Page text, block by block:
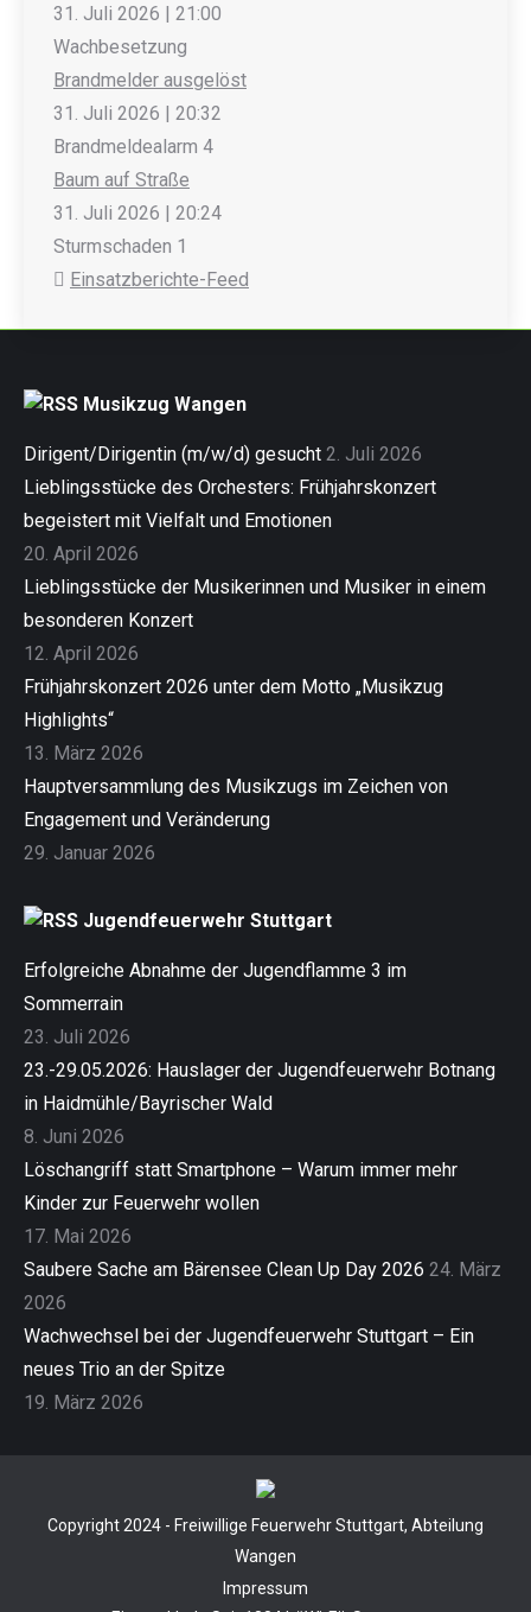
31. Juli 2026 | 21:00
Wachbesetzung
Brandmelder ausgelöst
31. Juli 2026 | 20:32
Brandmeldealarm 4
Baum auf Straße
31. Juli 2026 | 20:24
Sturmschaden 1
Einsatzberichte-Feed
Musikzug Wangen
Dirigent/Dirigentin (m/w/d) gesucht 2. Juli 2026
Lieblingsstücke des Orchesters: Frühjahrskonzert
begeistert mit Vielfalt und Emotionen
20. April 2026
Lieblingsstücke der Musikerinnen und Musiker in einem
besonderen Konzert
12. April 2026
Frühjahrskonzert 2026 unter dem Motto „Musikzug
Highlights“
13. März 2026
Hauptversammlung des Musikzugs im Zeichen von
Engagement und Veränderung
29. Januar 2026
Jugendfeuerwehr Stuttgart
Erfolgreiche Abnahme der Jugendflamme 3 im
Sommerrain
23. Juli 2026
23.-29.05.2026: Hauslager der Jugendfeuerwehr Botnang
in Haidmühle/Bayrischer Wald
8. Juni 2026
Löschangriff statt Smartphone – Warum immer mehr
Kinder zur Feuerwehr wollen
17. Mai 2026
Saubere Sache am Bärensee Clean Up Day 2026 24. März
2026
Wachwechsel bei der Jugendfeuerwehr Stuttgart – Ein
neues Trio an der Spitze
19. März 2026
Copyright 2024 - Freiwillige Feuerwehr Stuttgart, Abteilung
Wangen
Impressum